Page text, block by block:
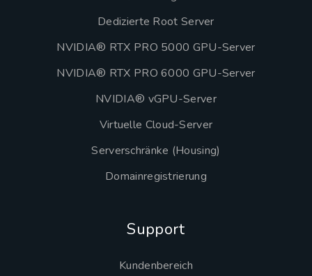
Dedizierte Root Server
NVIDIA® RTX PRO 5000 GPU-Server
NVIDIA® RTX PRO 6000 GPU-Server
NVIDIA® vGPU-Server
Virtuelle Cloud-Server
Serverschränke (Housing)
Domainregistrierung
Support
Kundenbereich